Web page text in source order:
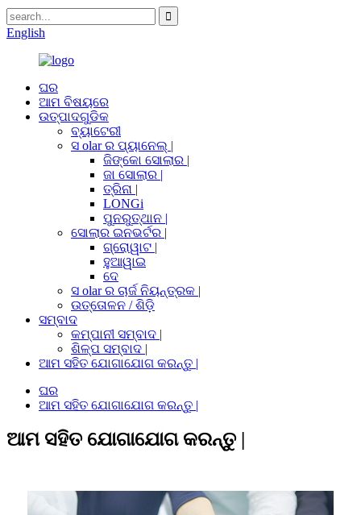
English
ଘର
ଆମ ବିଷୟରେ
ଉତ୍ପାଦଗୁଡିକ
ବ୍ୟାଟେରୀ
ସ olar ର ପ୍ୟାନେଲ୍ |
ଜିଙ୍କୋ ସୋଲାର |
ଜା ସୋଲାର |
ତ୍ରିନା |
LONGi
ପୁନରୁତ୍ଥାନ |
ସୋଲାର ଇନଭର୍ଟର |
ଗ୍ରୋୱାଟ |
ହୁଆୱାଇ
ଦେ
ସ olar ର ଚାର୍ଜ ନିୟନ୍ତ୍ରକ |
ଉତ୍ତୋଳନ / ଶିଡ଼ି
ସମ୍ବାଦ
କମ୍ପାନୀ ସମ୍ବାଦ |
ଶିଳ୍ପ ସମ୍ବାଦ |
ଆମ ସହିତ ଯୋଗାଯୋଗ କରନ୍ତୁ |
ଘର
ଆମ ସହିତ ଯୋଗାଯୋଗ କରନ୍ତୁ |
ଆମ ସହିତ ଯୋଗାଯୋଗ କରନ୍ତୁ |